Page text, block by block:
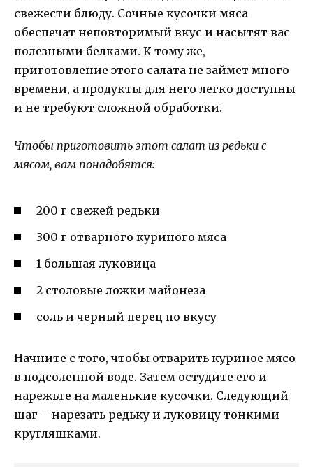
свежести блюду. Сочные кусочки мяса
обеспечат неповторимый вкус и насытят вас
полезными белками. К тому же,
приготовление этого салата не займет много
времени, а продукты для него легко доступны
и не требуют сложной обработки.
Чтобы приготовить этот салат из редьки с
мясом, вам понадобятся:
200 г свежей редьки
300 г отварного куриного мяса
1 большая луковица
2 столовые ложки майонеза
соль и черный перец по вкусу
Начните с того, чтобы отварить куриное мясо
в подсоленной воде. Затем остудите его и
нарежьте на маленькие кусочки. Следующий
шаг – нарезать редьку и луковицу тонкими
кругляшками.